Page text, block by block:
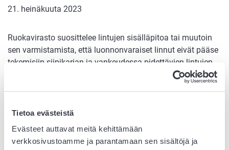
Tietoa evästeistä
Evästeet auttavat meitä kehittämään
verkkosivustoamme ja parantamaan sen sisältöjä ja
21. heinäkuuta 2023
Ruokavirasto suosittelee lintujen sisälläpitoa tai muutoin
sen varmistamista, että luonnonvaraiset linnut eivät pääse
tekemisiin siipikarjan ja vankeudessa pidettävien lintujen
tai niille tarjottavan rehun ja veden kanssa. Lintuinfluenssa
leviää herkästi luonnonvaraisista linnuista siipikarjaan ja
kanssa suoraan tai vaikkapa ulosteilla saastuneen rehun
välityksellä.
Linnuille tarkoitetut rehut ja kuivikkeet tulisi säilyttää siten,